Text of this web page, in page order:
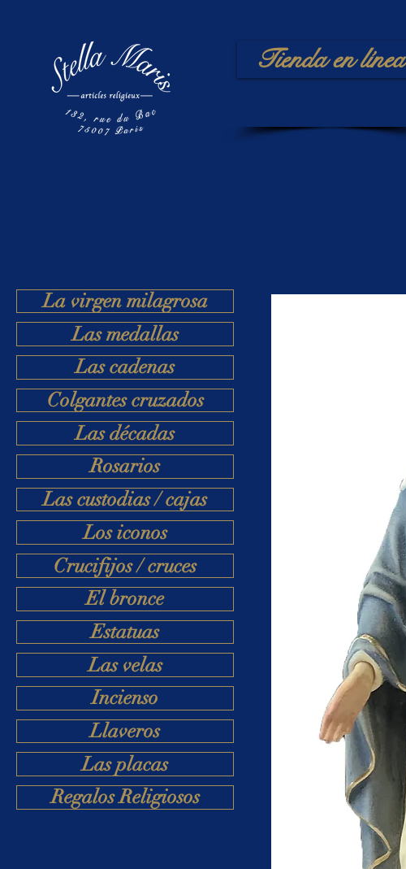
Tienda en línea
La virgen milagrosa
Las medallas
Las cadenas
Colgantes cruzados
Las décadas
Rosarios
Las custodias / cajas
Los iconos
Crucifijos / cruces
El bronce
Estatuas
Las velas
Incienso
Llaveros
Las placas
Regalos Religiosos